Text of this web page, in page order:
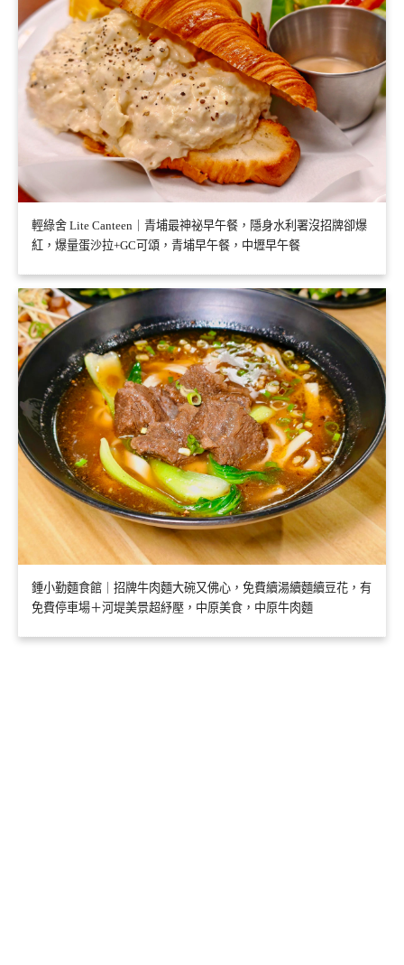
輕綠舍 Lite Canteen｜青埔最神祕早午餐，隱身水利署沒招牌卻爆
紅，爆量蛋沙拉+GC可頌，青埔早午餐，中壢早午餐
鍾小勤麵食館｜招牌牛肉麵大碗又佛心，免費續湯續麵續豆花，有
免費停車場＋河堤美景超紓壓，中原美食，中原牛肉麵